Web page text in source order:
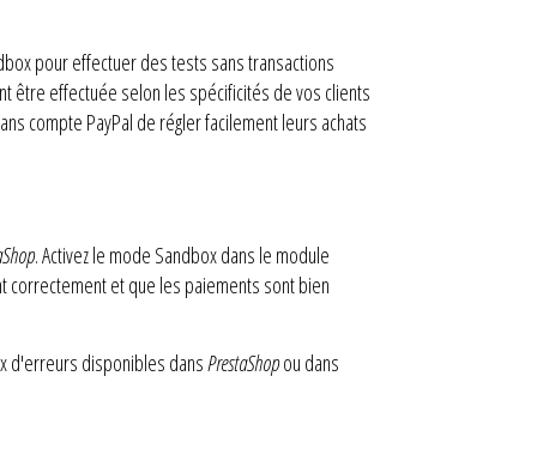
pour effectuer des tests sans transactions
être effectuée selon les spécificités de vos clients
compte PayPal de régler facilement leurs achats
. Activez le mode Sandbox dans le module
et que les paiements sont bien
d'erreurs disponibles dansPrestaShopou dans